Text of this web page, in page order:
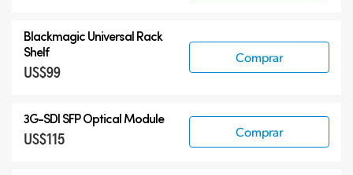
Blackmagic Universal Rack
Shelf
US$99
Comprar
3G-SDI SFP Optical Module
US$115 Comprar